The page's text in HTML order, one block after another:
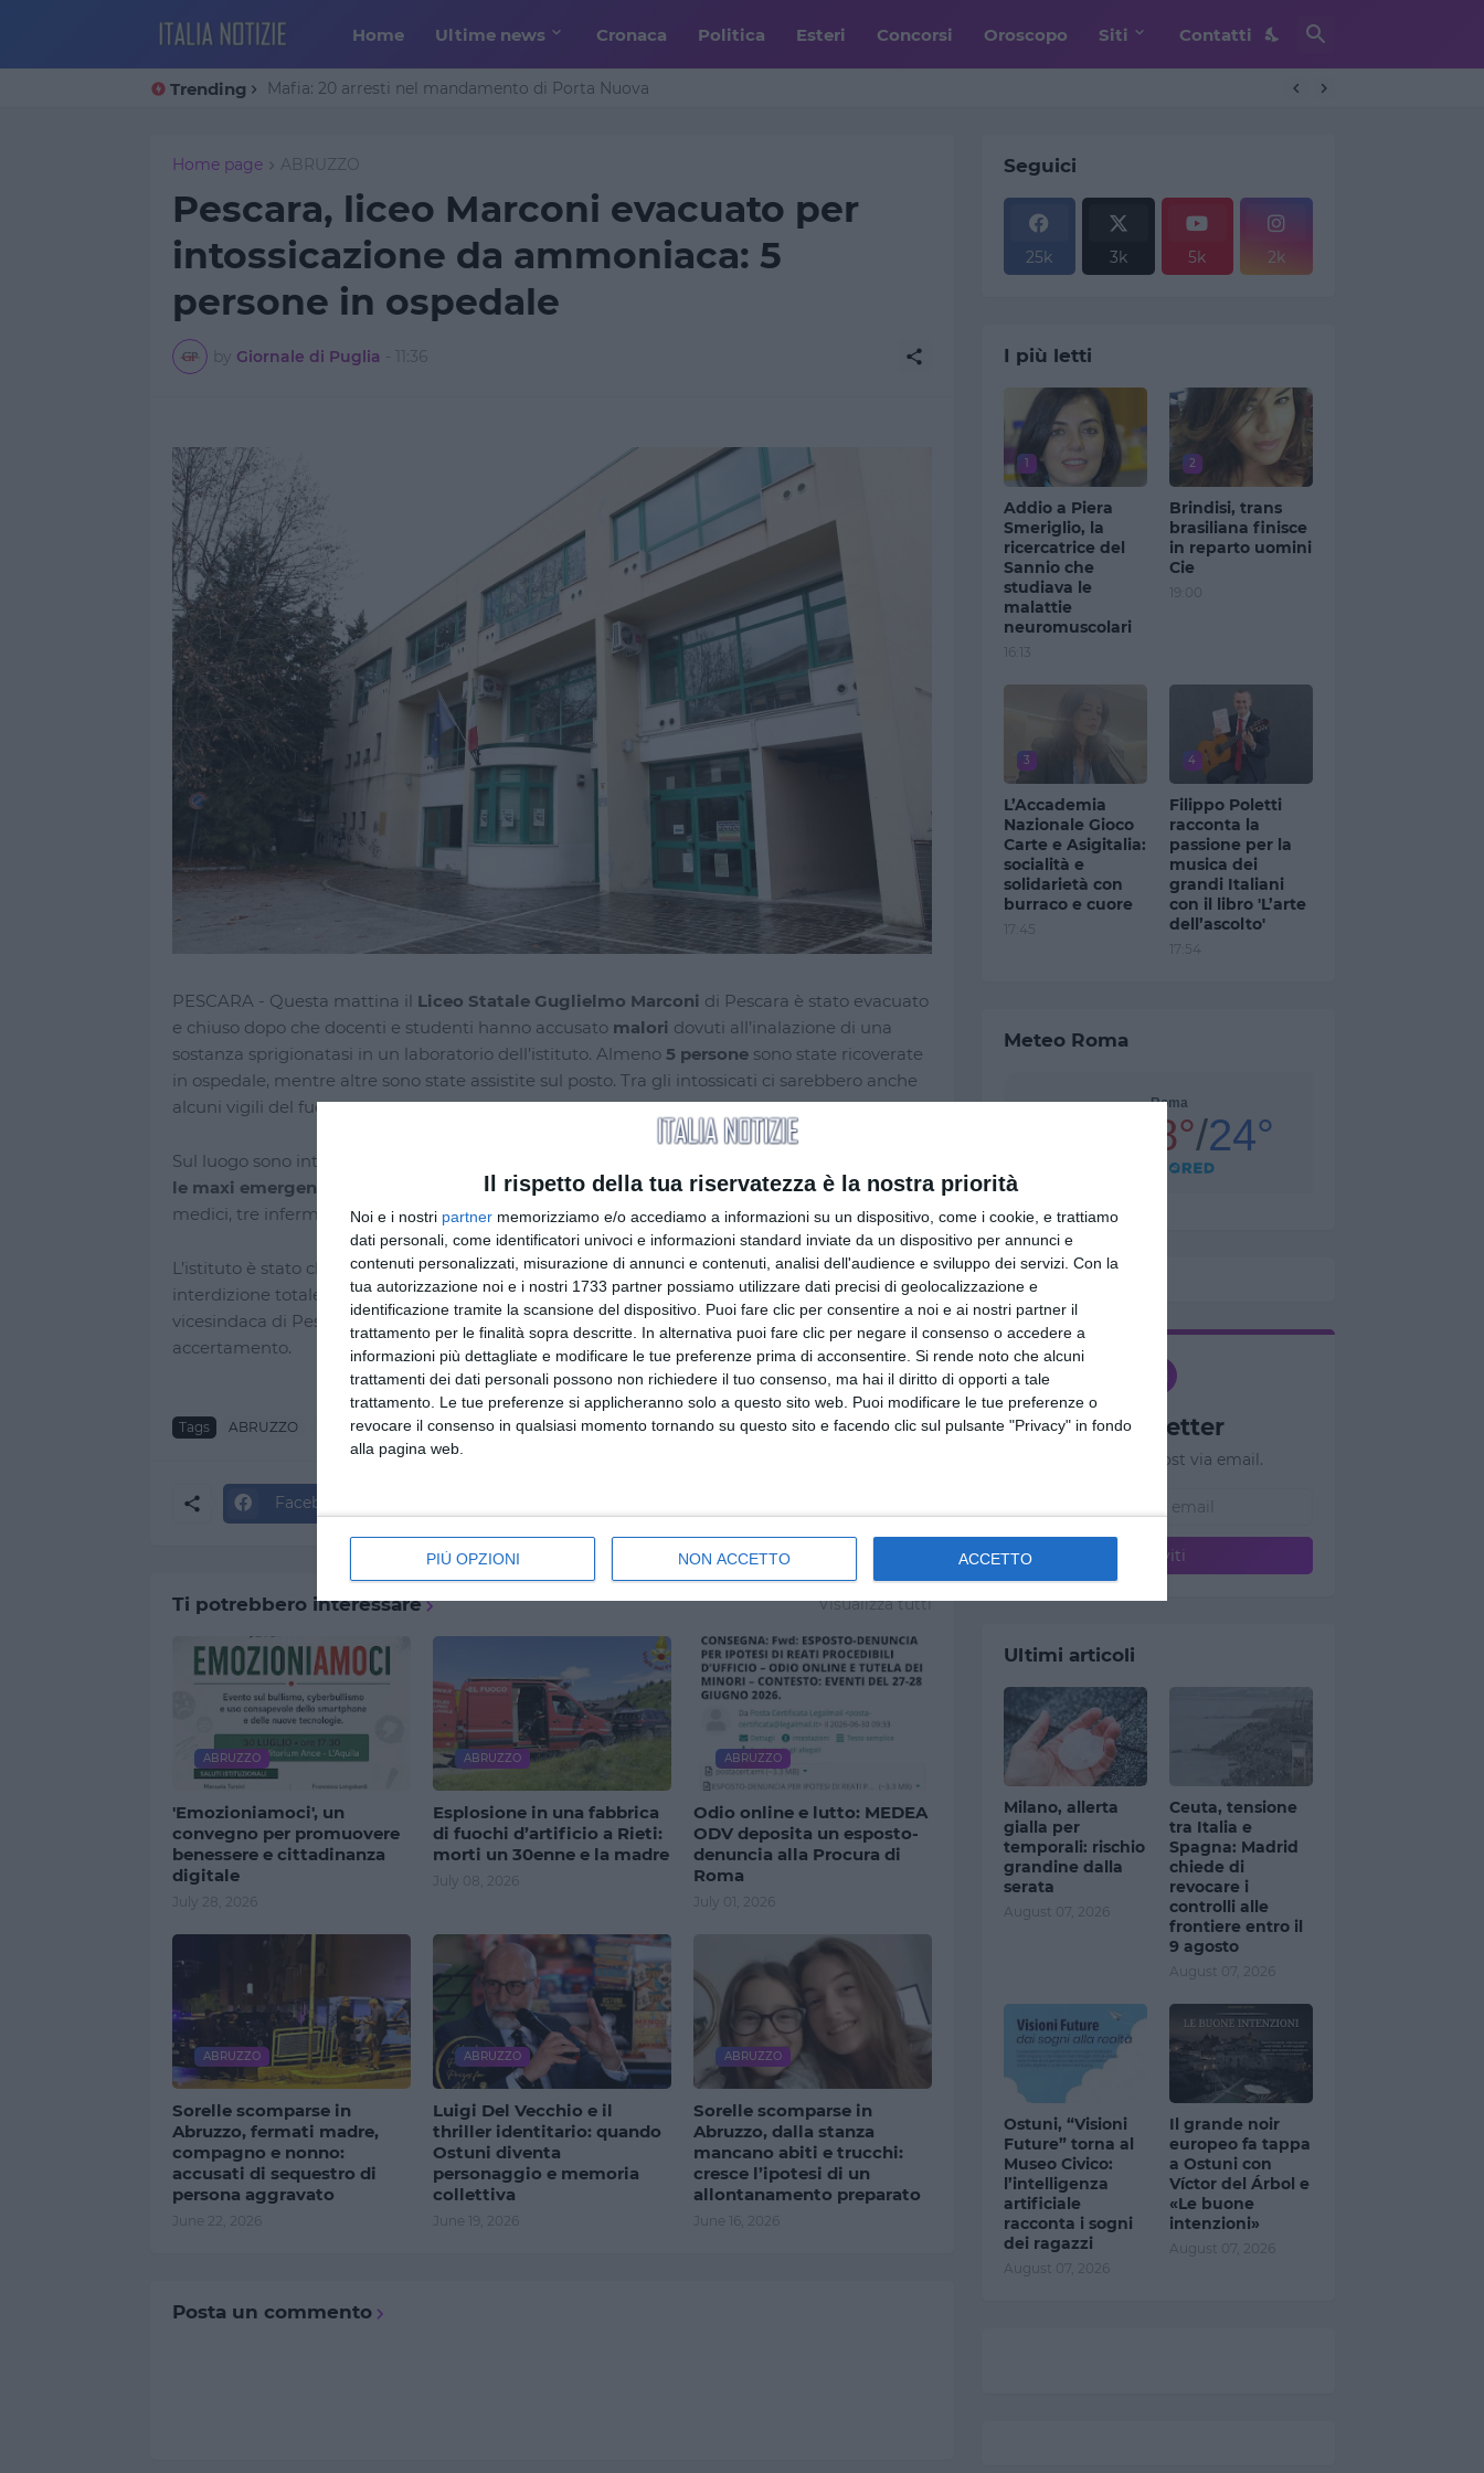
Il rispetto della tua riservatezza è la nostra priorità
Noi e i nostri partner memorizziamo e/o accediamo a informazioni su un dispositivo, come i cookie, e trattiamo
dati personali, come identificatori univoci e informazioni standard inviate da un dispositivo per annunci e
contenuti personalizzati, misurazione di annunci e contenuti, analisi dell'audience e sviluppo dei servizi. Con la
tua autorizzazione noi e i nostri 1733 partner possiamo utilizzare dati precisi di geolocalizzazione e
identificazione tramite la scansione del dispositivo. Puoi fare clic per consentire a noi e ai nostri partner il
trattamento per le finalità sopra descritte. In alternativa puoi fare clic per negare il consenso o accedere a
informazioni più dettagliate e modificare le tue preferenze prima di acconsentire. Si rende noto che alcuni
trattamenti dei dati personali possono non richiedere il tuo consenso, ma hai il diritto di opporti a tale
trattamento. Le tue preferenze si applicheranno solo a questo sito web. Puoi modificare le tue preferenze o
revocare il consenso in qualsiasi momento tornando su questo sito e facendo clic sul pulsante "Privacy" in fondo
alla pagina web.
PIÙ OPZIONI NON ACCETTO ACCETTO
Home Ultime news Cronaca Politica Esteri Concorsi Oroscopo Siti Contatti
Trending Mafia: 20 arresti nel mandamento di Porta Nuova
Trump annuncia un accordo con l’Iran su Hormuz: «Avremo un patto sulla denuclearizzazione». Teheran frena
Home page ABRUZZO
Pescara, liceo Marconi evacuato per
intossicazione da ammoniaca: 5
persone in ospedale
by Giornale di Puglia - 11:36
PESCARA - Questa mattina il Liceo Statale Guglielmo Marconi di Pescara è stato evacuato
e chiuso dopo che docenti e studenti hanno accusato malori dovuti all’inalazione di una
sostanza sprigionatasi in un laboratorio dell’istituto. Almeno 5 personesono state ricoverate
in ospedale, mentre altre sono state assistite sul posto. Tra gli intossicati ci sarebbero anche
alcuni vigili del fuoco.
Sul luogo sono intervenuti
le maxi emergenze
: la ASL di Pescara ha allestito unPosto medico avanzatocon tre
medici, tre infermieri, 20 soccorritori e cinque ambulanze.
L’istituto è stato chiuso per un“concreto e immediato pericolo”per la salute, con
interdizione totale dell’accesso fino a cessate esigenze, come disposto dall’ordinanza della
vicesindaca di Pescara,Maria Rita Carota. Le cause dell’incidente sono in corso di
accertamento.
Tags ABRUZZO CRONACA
Facebook
Ti potrebbero interessare Visualizza tutti
ABRUZZO
'Emozioniamoci', un
convegno per promuovere
benessere e cittadinanza
digitale
July 28, 2026
ABRUZZO
Esplosione in una fabbrica
di fuochi d’artificio a Rieti:
morti un 30enne e la madre
July 08, 2026
ABRUZZO
Odio online e lutto: MEDEA
ODV deposita un esposto-
denuncia alla Procura di
Roma
July 01, 2026
ABRUZZO
Sorelle scomparse in
Abruzzo, fermati madre,
compagno e nonno:
accusati di sequestro di
persona aggravato
June 22, 2026
ABRUZZO
Luigi Del Vecchio e il
thriller identitario: quando
Ostuni diventa
personaggio e memoria
collettiva
June 19, 2026
ABRUZZO
Sorelle scomparse in
Abruzzo, dalla stanza
mancano abiti e trucchi:
cresce l’ipotesi di un
allontanamento preparato
June 16, 2026
Posta un commento
Seguici
25k 3k 5k 2k
I più letti
1
Addio a Piera
Smeriglio, la
ricercatrice del
Sannio che
studiava le
malattie
neuromuscolari
16:13
2
Brindisi, trans
brasiliana finisce
in reparto uomini
Cie
19:00
3
L’Accademia
Nazionale Gioco
Carte e Asigitalia:
socialità e
solidarietà con
burraco e cuore
17:45
4
Filippo Poletti
racconta la
passione per la
musica dei
grandi Italiani
con il libro 'L’arte
dell’ascolto'
17:54
Meteo Roma
Newsletter
Ricevi nuovi post via email.
Ultimi articoli
Milano, allerta
gialla per
temporali: rischio
grandine dalla
serata
August 07, 2026
Ceuta, tensione
tra Italia e
Spagna: Madrid
chiede di
revocare i
controlli alle
frontiere entro il
9 agosto
August 07, 2026
Ostuni, “Visioni
Future” torna al
Museo Civico:
l’intelligenza
artificiale
racconta i sogni
dei ragazzi
August 07, 2026
Il grande noir
europeo fa tappa
a Ostuni con
Víctor del Árbol e
«Le buone
intenzioni»
August 07, 2026